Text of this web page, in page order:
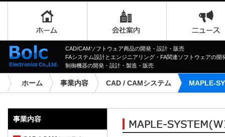
CAD/CAMソフトウェア商品の開発・設計・販売
FAシステム設計とエンジニアリング・FA関連ソフトウェアの開
制御機器の開発・設計・製造・販売
ホーム 事業内容 CAD / CAMシステム MAPLE-
事業内容